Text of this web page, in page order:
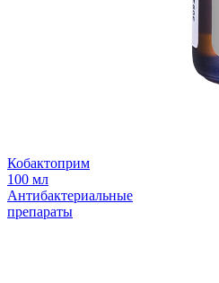
Кобактоприм
100 мл
Антибактериальные
препараты